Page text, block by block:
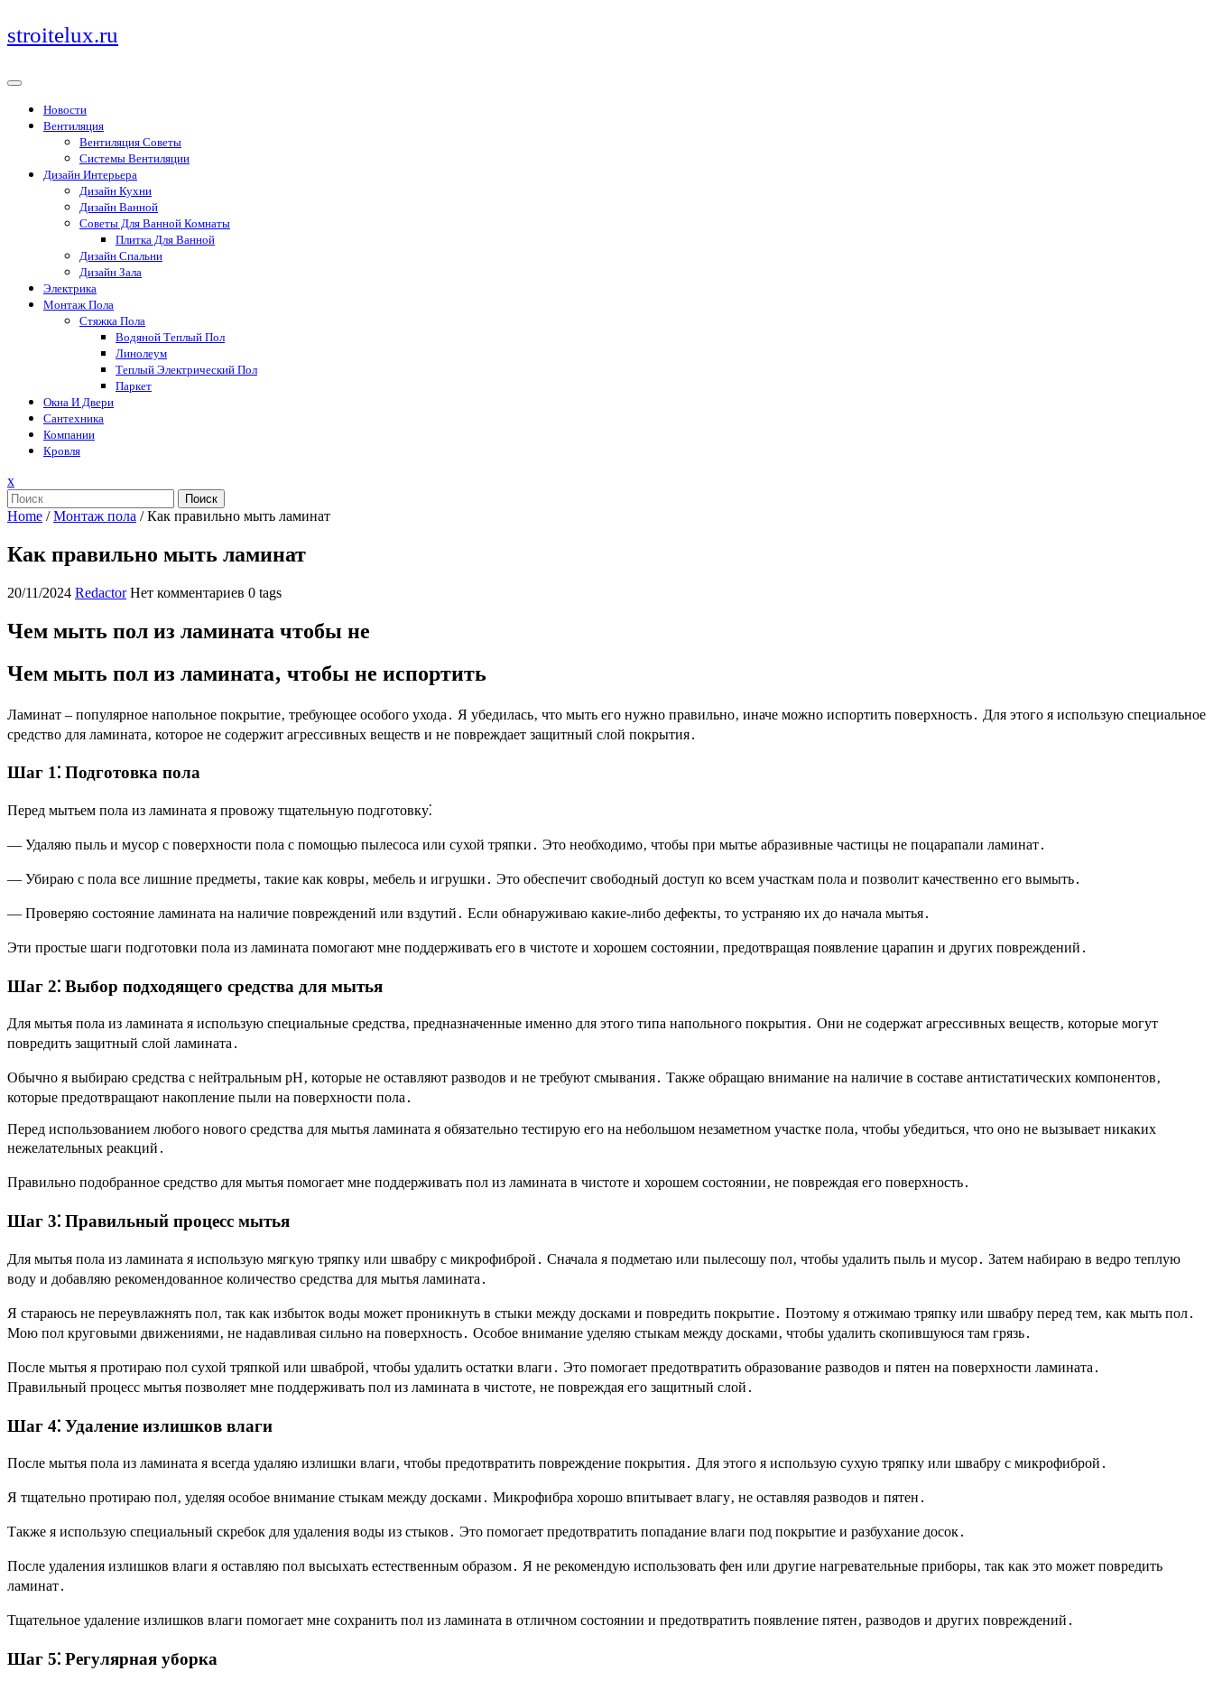
Перейти
к
stroitelux.ru
Новости
Вентиляция
Вентиляция Советы
Системы Вентиляции
Дизайн Интерьера
Дизайн Кухни
Дизайн Ванной
Советы Для Ванной Комнаты
Плитка Для Ванной
Дизайн Спальни
Дизайн Зала
Электрика
Монтаж Пола
Стяжка Пола
Водяной Теплый Пол
Линолеум
Теплый Электрический Пол
Паркет
Окна И Двери
Сантехника
Компании
Кровля
xЗакрыть
меню
Поиск
Home /Монтаж пола /Как правильно мыть ламинат
Как правильно мыть ламинат
20/11/2024 Redactor Нет комментариев 0 tags
Чем мыть пол из ламината чтобы не
Чем мыть пол из ламината‚ чтобы не испортить
Ламинат – популярное напольное покрытие‚ требующее особого ухода․ Я убедилась‚ что мыть его нужно правильно‚ иначе можно испортить поверхность․ Для этого я использую специальное
средство для ламината‚ которое не содержит агрессивных веществ и не повреждает защитный слой покрытия․
Шаг 1⁚ Подготовка пола
Перед мытьем пола из ламината я провожу тщательную подготовку⁚
— Удаляю пыль и мусор с поверхности пола с помощью пылесоса или сухой тряпки․ Это необходимо‚ чтобы при мытье абразивные частицы не поцарапали ламинат․
— Убираю с пола все лишние предметы‚ такие как ковры‚ мебель и игрушки․ Это обеспечит свободный доступ ко всем участкам пола и позволит качественно его вымыть․
— Проверяю состояние ламината на наличие повреждений или вздутий․ Если обнаруживаю какие-либо дефекты‚ то устраняю их до начала мытья․
Эти простые шаги подготовки пола из ламината помогают мне поддерживать его в чистоте и хорошем состоянии‚ предотвращая появление царапин и других повреждений․
Шаг 2⁚ Выбор подходящего средства для мытья
Для мытья пола из ламината я использую специальные средства‚ предназначенные именно для этого типа напольного покрытия․ Они не содержат агрессивных веществ‚ которые могут
повредить защитный слой ламината․
Обычно я выбираю средства с нейтральным pH‚ которые не оставляют разводов и не требуют смывания․ Также обращаю внимание на наличие в составе антистатических компонентов‚
которые предотвращают накопление пыли на поверхности пола․
Перед использованием любого нового средства для мытья ламината я обязательно тестирую его на небольшом незаметном участке пола‚ чтобы убедиться‚ что оно не вызывает никаких
нежелательных реакций․
Правильно подобранное средство для мытья помогает мне поддерживать пол из ламината в чистоте и хорошем состоянии‚ не повреждая его поверхность․
Шаг 3⁚ Правильный процесс мытья
Для мытья пола из ламината я использую мягкую тряпку или швабру с микрофиброй․ Сначала я подметаю или пылесошу пол‚ чтобы удалить пыль и мусор․ Затем набираю в ведро теплую
воду и добавляю рекомендованное количество средства для мытья ламината․
Я стараюсь не переувлажнять пол‚ так как избыток воды может проникнуть в стыки между досками и повредить покрытие․ Поэтому я отжимаю тряпку или швабру перед тем‚ как мыть пол․
Мою пол круговыми движениями‚ не надавливая сильно на поверхность․ Особое внимание уделяю стыкам между досками‚ чтобы удалить скопившуюся там грязь․
После мытья я протираю пол сухой тряпкой или шваброй‚ чтобы удалить остатки влаги․ Это помогает предотвратить образование разводов и пятен на поверхности ламината․
Правильный процесс мытья позволяет мне поддерживать пол из ламината в чистоте‚ не повреждая его защитный слой․
Шаг 4⁚ Удаление излишков влаги
После мытья пола из ламината я всегда удаляю излишки влаги‚ чтобы предотвратить повреждение покрытия․ Для этого я использую сухую тряпку или швабру с микрофиброй․
Я тщательно протираю пол‚ уделяя особое внимание стыкам между досками․ Микрофибра хорошо впитывает влагу‚ не оставляя разводов и пятен․
Также я использую специальный скребок для удаления воды из стыков․ Это помогает предотвратить попадание влаги под покрытие и разбухание досок․
После удаления излишков влаги я оставляю пол высыхать естественным образом․ Я не рекомендую использовать фен или другие нагревательные приборы‚ так как это может повредить
ламинат․
Тщательное удаление излишков влаги помогает мне сохранить пол из ламината в отличном состоянии и предотвратить появление пятен‚ разводов и других повреждений․
Шаг 5⁚ Регулярная уборка